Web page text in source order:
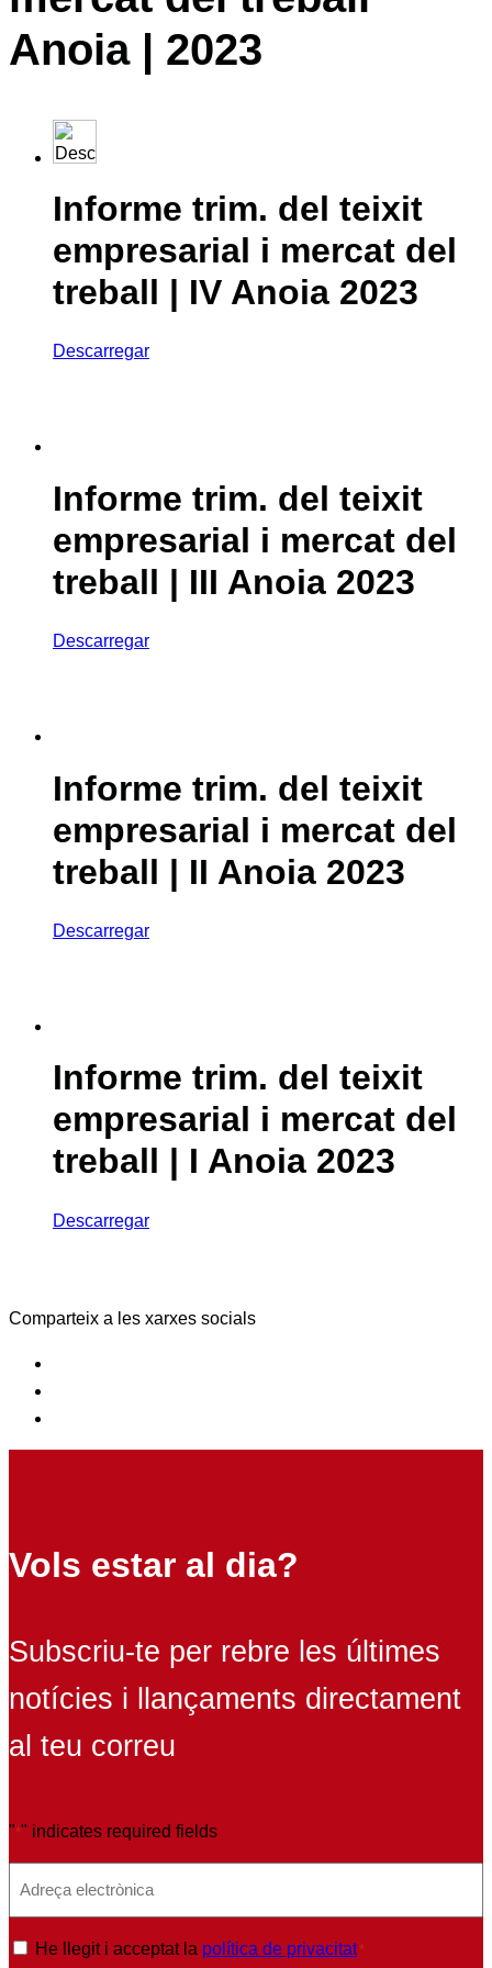
Anoia | 2023
Informe trim. del teixit
empresarial i mercat del
treball | IV Anoia 2023
Descarregar
Informe trim. del teixit
empresarial i mercat del
treball | III Anoia 2023
Descarregar
Informe trim. del teixit
empresarial i mercat del
treball | II Anoia 2023
Descarregar
Informe trim. del teixit
empresarial i mercat del
treball | I Anoia 2023
Descarregar
Comparteix a les xarxes socials
Vols estar al dia?
Subscriu-te per rebre les últimes
notícies i llançaments directament
al teu correu
"*" indicates required fields
P
He llegit i acceptat la política de privacitat *